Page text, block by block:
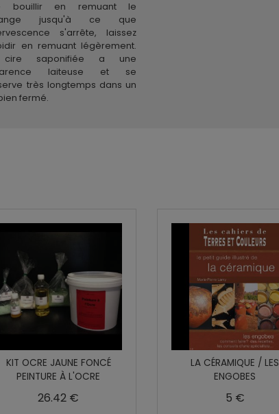
bouillir en remuant le
jusqu'à ce que
s'arrête, laissez
en remuant légèrement.
saponifiée a une
laiteuse et se
très longtemps dans un
fermé.
KIT OCRE JAUNE FONCÉ
PEINTURE À L'OCRE
26.42 €
LA CÉRAMIQUE / LES
ENGOBES
5 €